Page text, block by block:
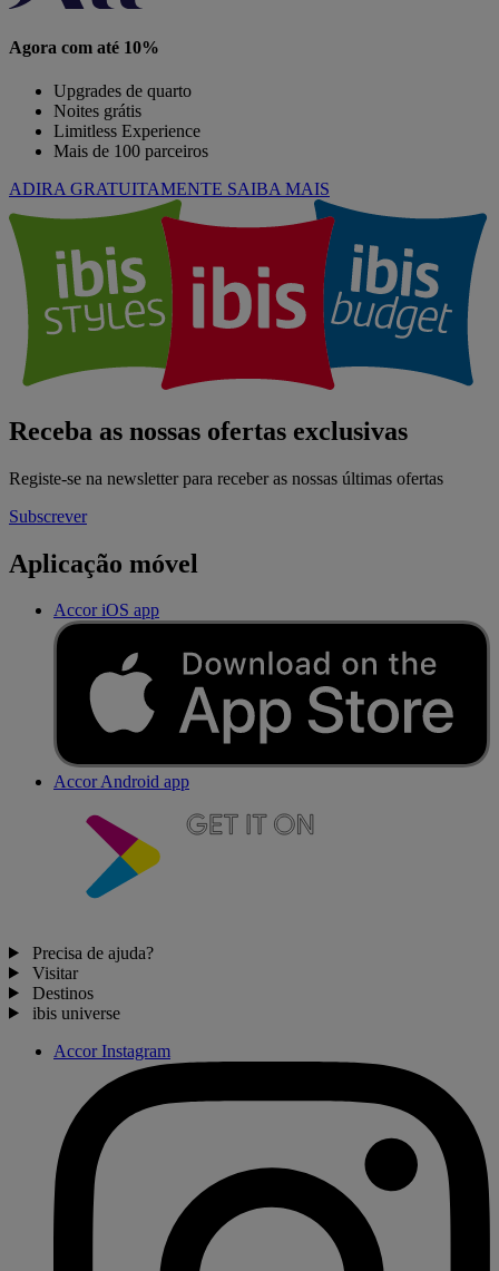
Agora com até 10%
Upgrades de quarto
Noites grátis
Limitless Experience
Mais de 100 parceiros
ADIRA GRATUITAMENTE SAIBA MAIS
Receba as nossas ofertas exclusivas
Registe-se na newsletter para receber as nossas últimas ofertas
Subscrever
Aplicação móvel
Accor iOS app
Accor Android app
Precisa de ajuda?
Visitar
Destinos
ibis universe
Accor Instagram